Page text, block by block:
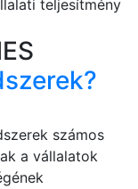
teljesítmény
számos
a vállalatok